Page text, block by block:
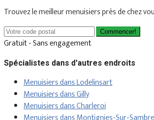
Trouvez le meilleur menuisiers près de chez
Commencer!
Gratuit - Sans engagement
Spécialistes dans d'autres endroits
Menuisiers dans Lodelinsart
Menuisiers dans Gilly
Menuisiers dans Charleroi